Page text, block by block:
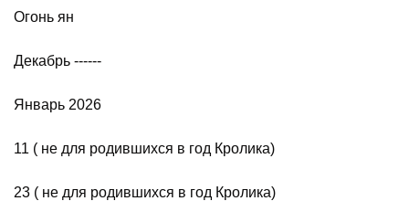
Огонь ян
Декабрь ------
Январь 2026
11 ( не для родившихся в год Кролика)
23 ( не для родившихся в год Кролика)